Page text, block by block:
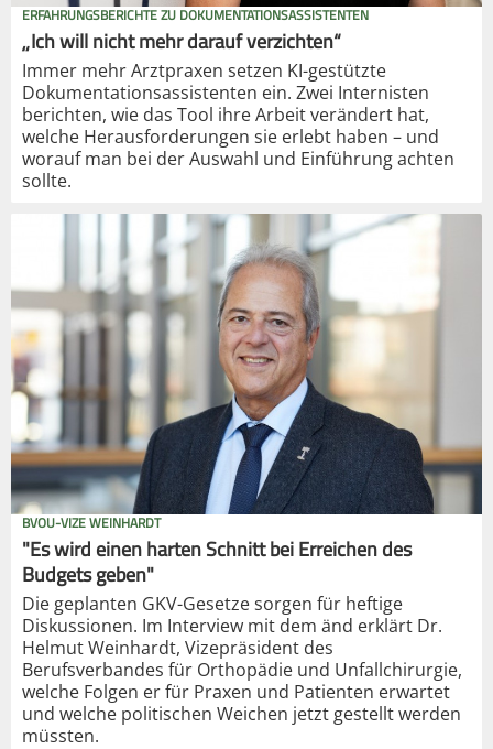
ERFAHRUNGSBERICHTE ZU DOKUMENTATIONSASSISTENTEN
„Ich will nicht mehr darauf verzichten“
Immer mehr Arztpraxen setzen KI-gestützte
Dokumentationsassistenten ein. Zwei Internisten
berichten, wie das Tool ihre Arbeit verändert hat,
welche Herausforderungen sie erlebt haben – und
worauf man bei der Auswahl und Einführung achten
sollte.
BVOU-VIZE WEINHARDT
"Es wird einen harten Schnitt bei Erreichen des
Budgets geben"
Die geplanten GKV-Gesetze sorgen für heftige
Diskussionen. Im Interview mit dem änd erklärt Dr.
Helmut Weinhardt, Vizepräsident des
Berufsverbandes für Orthopädie und Unfallchirurgie,
welche Folgen er für Praxen und Patienten erwartet
und welche politischen Weichen jetzt gestellt werden
müssten.